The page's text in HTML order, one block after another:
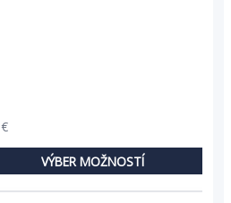
€Price
1,25 €
through
1,44 €
VÝBER MOŽNOSTÍ